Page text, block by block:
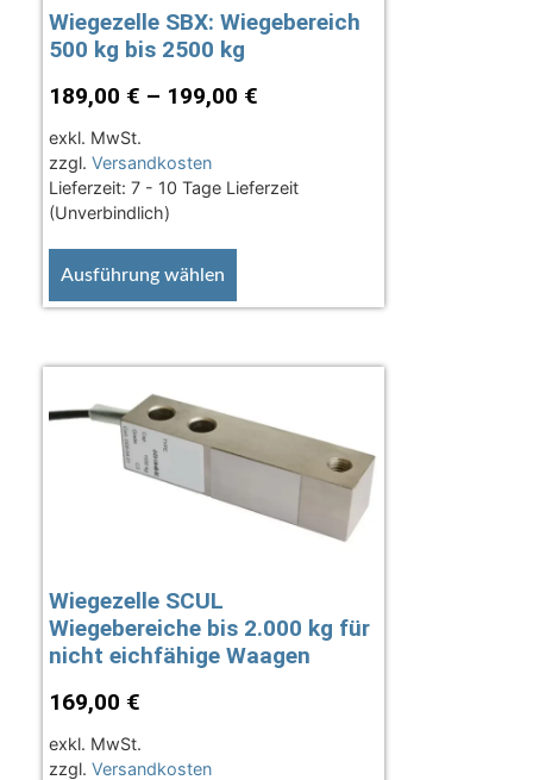
Wiegezelle SBX: Wiegebereich
500 kg bis 2500 kg
189,00 € – 199,00 €
exkl. MwSt.
zzgl. Versandkosten
Lieferzeit: 7 - 10 Tage Lieferzeit
(Unverbindlich)
Ausführung wählen
Wiegezelle SCUL
Wiegebereiche bis 2.000 kg für
nicht eichfähige Waagen
169,00 €
exkl. MwSt.
zzgl. Versandkosten